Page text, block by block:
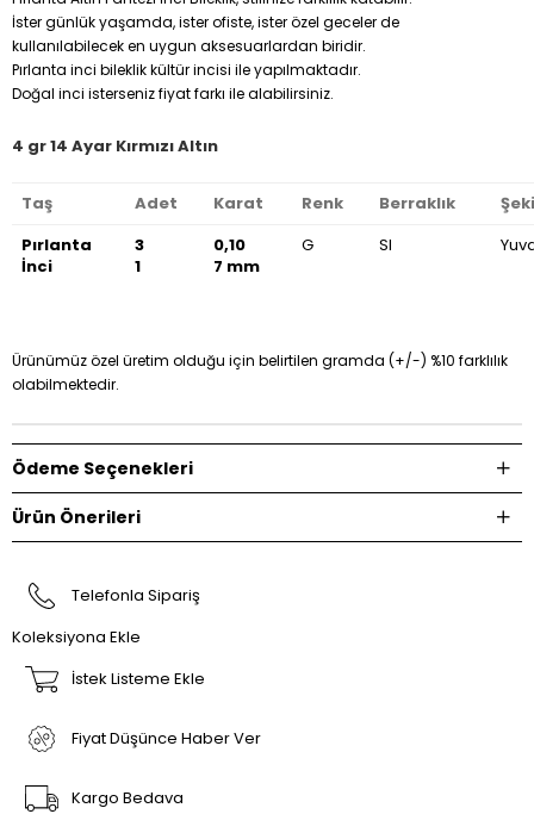
İster günlük yaşamda, ister ofiste, ister özel geceler de
kullanılabilecek en uygun aksesuarlardan biridir.
Pırlanta inci bileklik kültür incisi ile yapılmaktadır.
Doğal inci isterseniz fiyat farkı ile alabilirsiniz.
4 gr 14 Ayar Kırmızı Altın
Taş Adet Karat Renk Berraklık
Pırlanta
İnci
3
1
0,10
7 mm
G SI
Ürünümüz özel üretim olduğu için belirtilen gramda (+/-) %10 farklılık
olabilmektedir.
Ödeme Seçenekleri
Ürün Önerileri
Telefonla Sipariş
Koleksiyona Ekle
İstek Listeme Ekle
Fiyat Düşünce Haber Ver
Kargo Bedava